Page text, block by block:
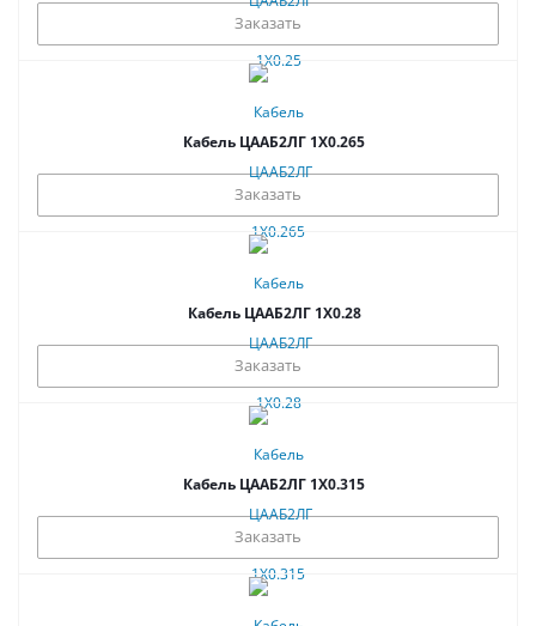
Заказать
Кабель ЦААБ2ЛГ 1Х0.265
Заказать
Кабель ЦААБ2ЛГ 1Х0.28
Заказать
Кабель ЦААБ2ЛГ 1Х0.315
Заказать